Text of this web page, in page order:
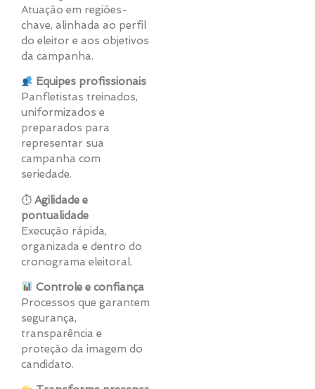
Atuação em regiões-
chave, alinhada ao perfil
do eleitor e aos objetivos
da campanha.
Equipes profissionais
Panfletistas treinados,
uniformizados e
preparados para
representar sua
campanha com
seriedade.
⏱ Agilidade e
pontualidade
Execução rápida,
organizada e dentro do
cronograma eleitoral.
Controle e confiança
Processos que garantem
segurança,
transparência e
proteção da imagem do
candidato.